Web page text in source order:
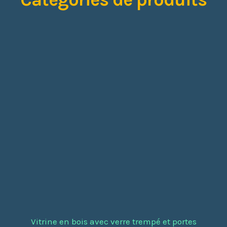
Vitrine en bois avec verre trempé et portes